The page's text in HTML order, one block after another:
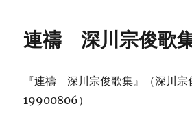
連禱 深川宗俊歌
『連禱 深川宗俊歌集』（深川宗
19900806）